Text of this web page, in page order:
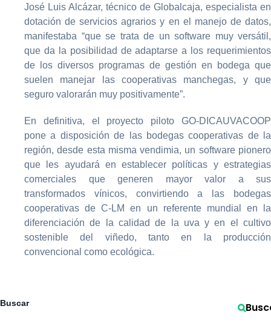
José Luis Alcázar, técnico de Globalcaja, especialista en
dotación de servicios agrarios y en el manejo de datos,
manifestaba “que se trata de un software muy versátil,
que da la posibilidad de adaptarse a los requerimientos
de los diversos programas de gestión en bodega que
suelen manejar las cooperativas manchegas, y que
seguro valorarán muy positivamente”.
En definitiva, el proyecto piloto GO-DICAUVACOOP
pone a disposición de las bodegas cooperativas de la
región, desde esta misma vendimia, un software pionero
que les ayudará en establecer políticas y estrategias
comerciales que generen mayor valor a sus
transformados vínicos, convirtiendo a las bodegas
cooperativas de C-LM en un referente mundial en la
diferenciación de la calidad de la uva y en el cultivo
sostenible del viñedo, tanto en la producción
convencional como ecológica.
Buscar